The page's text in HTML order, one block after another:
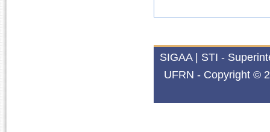
SIGAA | STI -
UFRN - Copyright ©